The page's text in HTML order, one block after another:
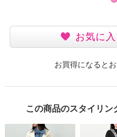
お気に
お買得になると
この商品のスタイリン